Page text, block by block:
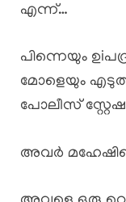
എന്ന്…
പിന്നെയും
മോളെയും
പോലീസ്
അവർ